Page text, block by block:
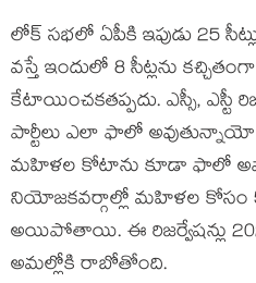
లోక్ సభలో ఏపీకి ఇపుడు 25
వస్తే ఇందులో 8 సీట్లను
కేటాయించకతప్పదు. ఎస్సీ, ఎస్టీ
పార్టీలు ఎలా ఫాలో అవుతున్నాయో
మహిళల కోటాను కూడా ఫాలో
నియోజకవర్గాల్లో మహిళల కోసం
అయిపోతాయి. ఈ రిజర్వేషన్లు
అమల్లోకి రాబోతోంది.